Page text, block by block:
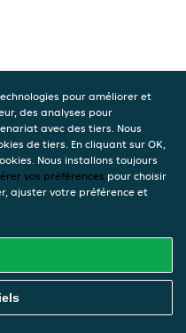
pour améliorer et
des analyses pour
avec des tiers. Nous
de tiers. En cliquant sur OK,
Nous installons toujours
vos préférences pour choisir
ajuster votre préférence et